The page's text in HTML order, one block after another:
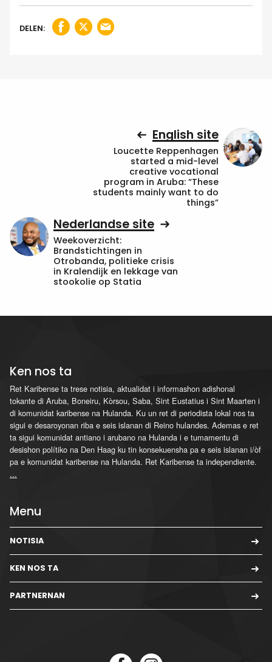
DELEN:
English site
Loucette Reppenhagen
started a mid-level
creative vocational
program in Aruba: “These
students mainly want to do
things”
Nederlandse site
Weekoverzicht:
Brandstichtingen in
Otrobanda, politieke crisis
in Kralendijk en lekkage van
stookolie op Statia
Ken nos ta
Ret Karibense ta trese notisia, aktualidat i informashon adishonal
tokante di Aruba, Boneiru, Kòrsou, Saba, Sint Eustatius i Sint Maarten i
di komunidat karibense na Hulanda. Ku un ret di periodista lokal nos ta
sigui e desaroyonan riba e seis islanan di Reino hulandes. Ademas e ret
ta sigui komunidat antiano i arubano na Hulanda i e tumamentu di
desishon polítiko na Den Haag ku tin konsekuensha pa e seis islanan i/òf
pa e komunidat karibense na Hulanda. Ret Karibense ta independiente.
...
Menu
NOTISIA
KEN NOS TA
PARTNERNAN